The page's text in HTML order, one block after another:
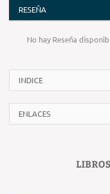
RESEÑA
No hay Reseña
INDICE
ENLACES